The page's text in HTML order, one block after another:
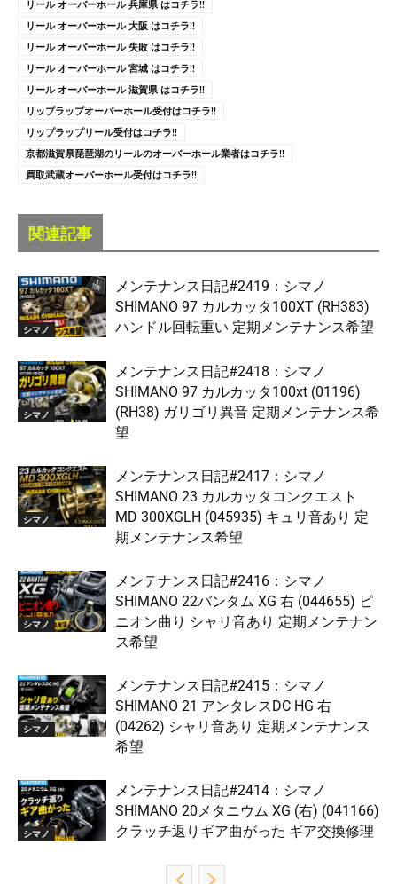
リール オーバーホール 兵庫県 はコチラ!!
リール オーバーホール 大阪 はコチラ!!
リール オーバーホール 失敗 はコチラ!!
リール オーバーホール 宮城 はコチラ!!
リール オーバーホール 滋賀県 はコチラ!!
リップラップオーバーホール受付はコチラ!!
リップラップリール受付はコチラ!!
京都滋賀県琵琶湖のリールのオーバーホール業者はコチラ!!
買取武蔵オーバーホール受付はコチラ!!
関連記事
シマノ
メンテナンス日記#2419：シマノ
SHIMANO 97 カルカッタ100XT (RH383)
ハンドル回転重い 定期メンテナンス希望
シマノ
メンテナンス日記#2418：シマノ
SHIMANO 97 カルカッタ100xt (01196)
(RH38) ガリゴリ異音 定期メンテナンス希
望
シマノ
メンテナンス日記#2417：シマノ
SHIMANO 23 カルカッタコンクエスト
MD 300XGLH (045935) キュリ音あり 定
期メンテナンス希望
シマノ
メンテナンス日記#2416：シマノ
SHIMANO 22バンタム XG 右 (044655) ピ
ニオン曲り シャリ音あり 定期メンテナン
ス希望
シマノ
メンテナンス日記#2415：シマノ
SHIMANO 21 アンタレスDC HG 右
(04262) シャリ音あり 定期メンテナンス
希望
シマノ
メンテナンス日記#2414：シマノ
SHIMANO 20メタニウム XG (右) (041166)
クラッチ返りギア曲がった ギア交換修理